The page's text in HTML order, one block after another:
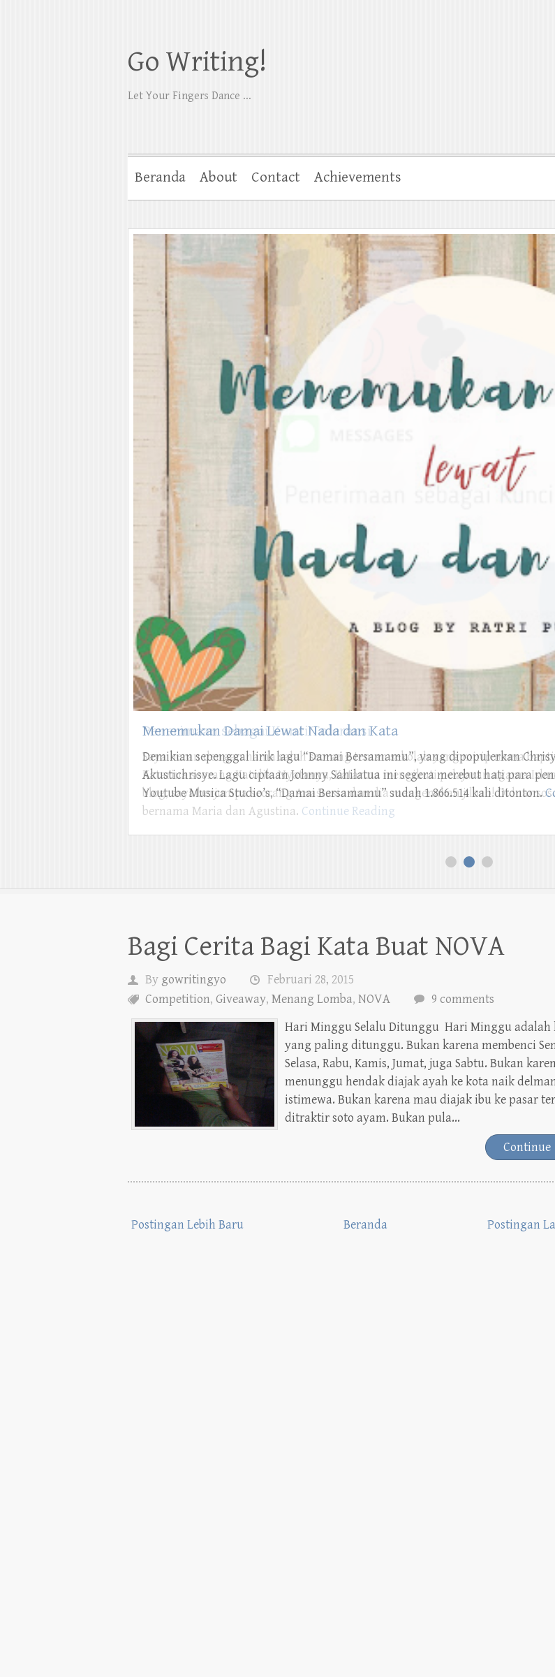
Go Writing!
Let Your Fingers Dance ...
Beranda About Contact Achievements
Menemukan Damai Lewat Nada dan Kata
Demikian sepenggal lirik lagu “Damai Bersamamu”, yang dipopulerkan
Akustichrisye. Lagu ciptaan Johnny Sahilatua ini segera merebut hati para
Youtube Musica Studio’s, “Damai Bersamamu” sudah 1.866.514 kali ditonton.
1 2 3
Bagi Cerita Bagi Kata Buat NOVA
Bygowritingyo
Februari 28, 2015
Competition,Giveaway ,Menang Lomba,
Hari Minggu Selalu Ditunggu Hari Minggu adalah
yang paling ditunggu. Bukan karena membenci
Selasa, Rabu, Kamis, Jumat, juga Sabtu. Bukan
menunggu hendak diajak ayah ke kota naik
istimewa. Bukan karena mau diajak ibu ke pasar
ditraktir soto ayam. Bukan pula...